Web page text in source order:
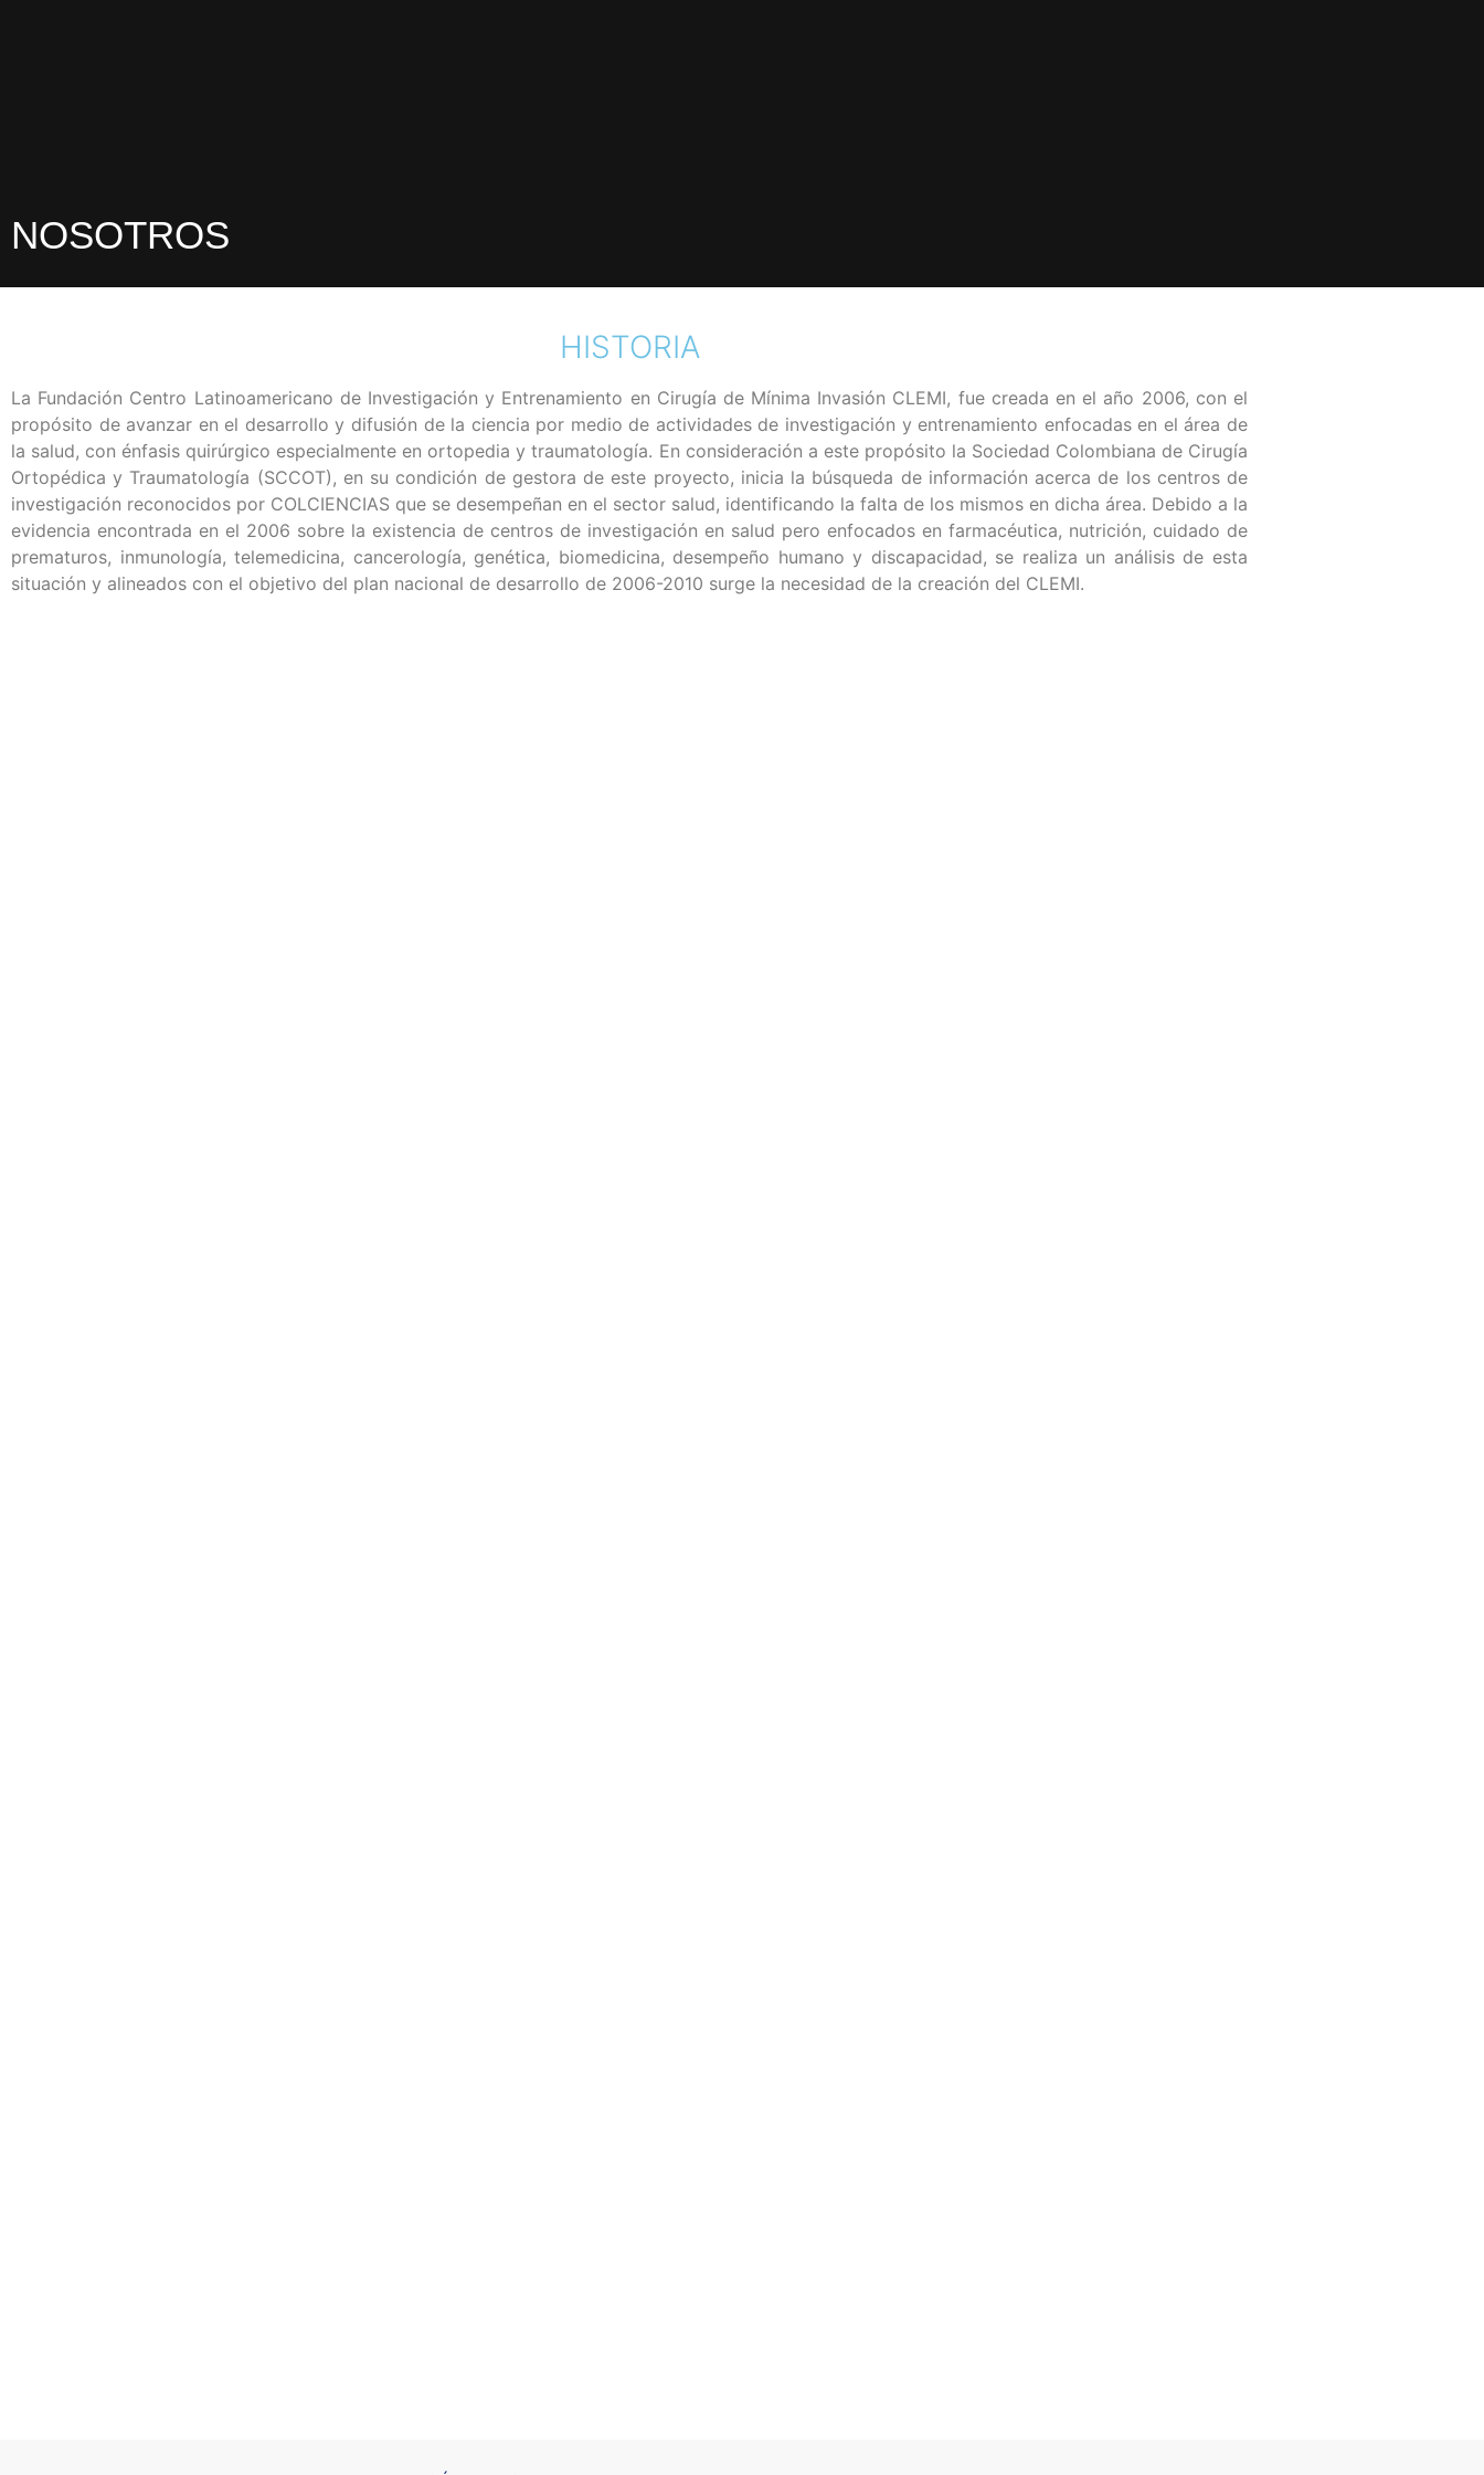
NOSOTROS
HISTORIA
La Fundación Centro Latinoamericano de Investigación y Entrenamiento en Cirugía de Mínima Invasión CLEMI, fue creada en el año 2006, con el
propósito de avanzar en el desarrollo y difusión de la ciencia por medio de actividades de investigación y entrenamiento enfocadas en el área de
la salud, con énfasis quirúrgico especialmente en ortopedia y traumatología. En consideración a este propósito la Sociedad Colombiana de Cirugía
Ortopédica y Traumatología (SCCOT), en su condición de gestora de este proyecto, inicia la búsqueda de información acerca de los centros de
investigación reconocidos por COLCIENCIAS que se desempeñan en el sector salud, identificando la falta de los mismos en dicha área. Debido a la
evidencia encontrada en el 2006 sobre la existencia de centros de investigación en salud pero enfocados en farmacéutica, nutrición, cuidado de
prematuros, inmunología, telemedicina, cancerología, genética, biomedicina, desempeño humano y discapacidad, se realiza un análisis de esta
situación y alineados con el objetivo del plan nacional de desarrollo de 2006-2010 surge la necesidad de la creación del CLEMI.